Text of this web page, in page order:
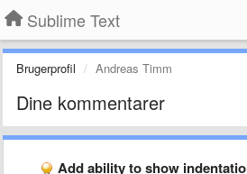
Sublime Text
Brugerprofil Andreas Timm
Dine kommentarer
Add ability to show